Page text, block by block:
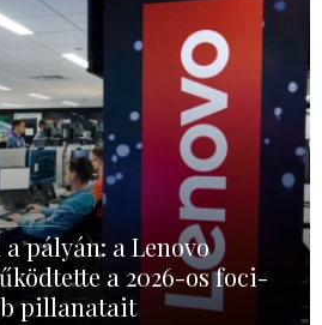
pályán: a Lenovo
a 2026-os foci-
pillanatait